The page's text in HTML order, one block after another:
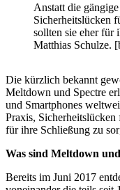
Anstatt die
Sicherheitslücken
sollten sie eher für
Matthias Schulze.
Die kürzlich bekannt
Meltdown und Spectre
und Smartphones
Praxis, Sicherheitslücken
für ihre Schließung zu
Was sind Meltdown
Bereits im Juni 2017